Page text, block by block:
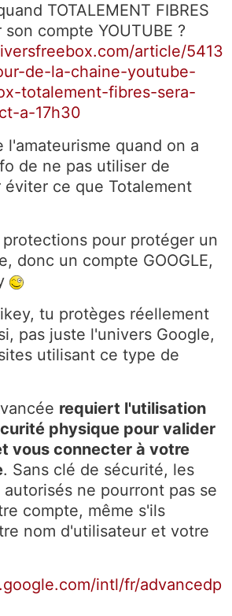
TOTALEMENT FIBRES
compte YOUTUBE ?
article/5413
de-la-chaine-youtube-
totalement-fibres-sera-
a-17h30
l'amateurisme quand on a
de ne pas utiliser de
ce que Totalement
pour protéger un
donc un compte GOOGLE,
tu protèges réellement
pas juste l'univers Google,
utilisant ce type de
requiert l'utilisation
physique pour valider
vous connecter à votre
. Sans clé de sécurité, les
ne pourront pas se
compte, même s'ils
nom d'utilisateur et votre
intl/fr/advancedp